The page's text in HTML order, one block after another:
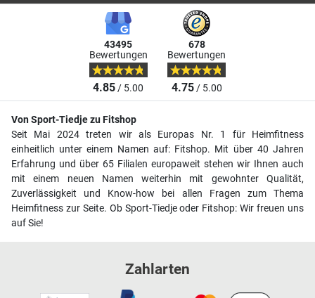
43495
Bewertungen
4.85/ 5.00
678
Bewertungen
4.75/ 5.00
Von Sport-Tiedje zu Fitshop
Seit Mai 2024 treten wir als Europas Nr. 1 für Heimfitness
einheitlich unter einem Namen auf: Fitshop. Mit über 40 Jahren
Erfahrung und über 65 Filialen europaweit stehen wir Ihnen auch
mit einem neuen Namen weiterhin mit gewohnter Qualität,
Zuverlässigkeit und Know-how bei allen Fragen zum Thema
Heimfitness zur Seite. Ob Sport-Tiedje oder Fitshop: Wir freuen uns
auf Sie!
Zahlarten